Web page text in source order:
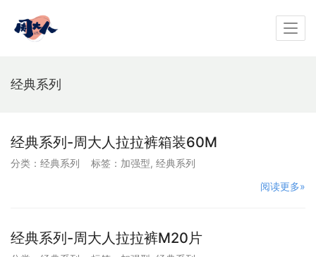
经典系列
经典系列-周大人拉拉裤箱装60M
分类： 经典系列 标签： 加强型, 经典系列
阅读更多»
经典系列-周大人拉拉裤M20片